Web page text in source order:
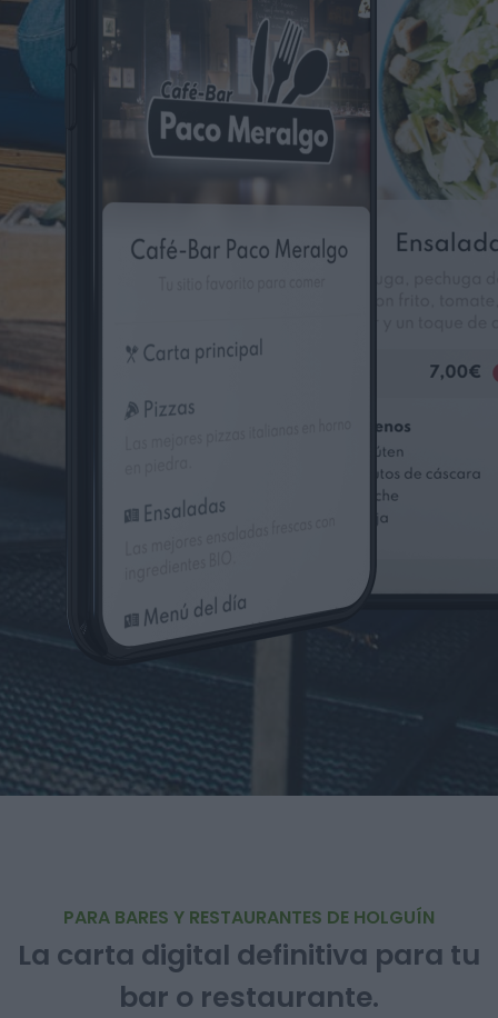
PARA BARES Y RESTAURANTES DE HOLGUÍN
La carta digital definitiva para tu
bar o restaurante.